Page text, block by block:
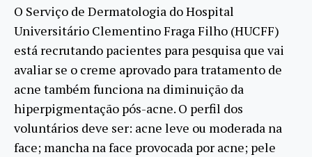
O Serviço de Dermatologia do Hospital
Universitário Clementino Fraga Filho (HUCFF)
está recrutando pacientes para pesquisa que vai
avaliar se o creme aprovado para tratamento de
acne também funciona na diminuição da
hiperpigmentação pós-acne. O perfil dos
voluntários deve ser: acne leve ou moderada na
face; mancha na face provocada por acne; pele